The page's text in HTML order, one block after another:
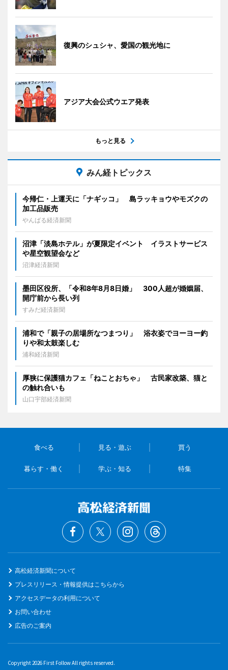
復興のシュシャ、愛国の観光地に
アジア大会公式ウエア発表
もっと見る
みん経トピックス
今帰仁・上運天に「ナギッコ」 島ラッキョウやモズクの
加工品販売
やんばる経済新聞
沼津「淡島ホテル」が夏限定イベント イラストサービス
や星空観望会など
沼津経済新聞
墨田区役所、「令和8年8月8日婚」 300人超が婚姻届、
開庁前から長い列
すみだ経済新聞
浦和で「親子の居場所なつまつり」 浴衣姿でヨーヨー釣
りや和太鼓楽しむ
浦和経済新聞
厚狭に保護猫カフェ「ねことおちゃ」 古民家改築、猫と
の触れ合いも
山口宇部経済新聞
食べる 見る・遊ぶ 買う
暮らす・働く 学ぶ・知る 特集
高松経済新聞について
プレスリリース・情報提供はこちらから
アクセスデータの利用について
お問い合わせ
広告のご案内
Copyright 2026 First Follow All rights reserved.